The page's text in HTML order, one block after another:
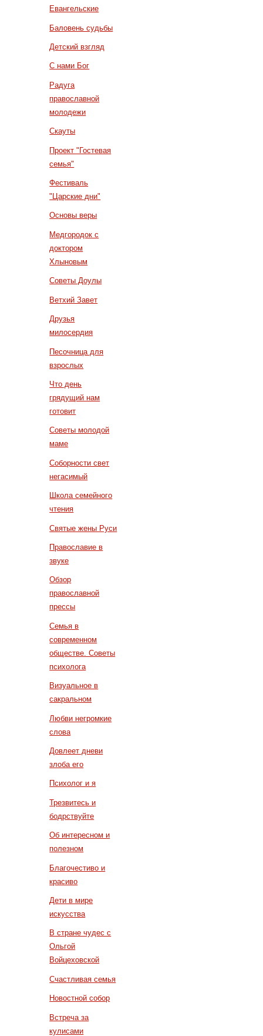
Евангельские
Баловень судьбы
Детский взгляд
С нами Бог
Радуга
православной
молодежи
Скауты
Проект "Гостевая
семья"
Фестиваль
"Царские дни"
Основы веры
Медгородок с
доктором
Хлыновым
Советы Доулы
Ветхий Завет
Друзья
милосердия
Песочница для
взрослых
Что день
грядущий нам
готовит
Советы молодой
маме
Соборности свет
негасимый
Школа семейного
чтения
Святые жены Руси
Православие в
звуке
Обзор
православной
прессы
Семья в
современном
обществе. Советы
психолога
Визуальное в
сакральном
Любви негромкие
слова
Довлеет дневи
злоба его
Психолог и я
Трезвитесь и
бодрствуйте
Об интересном и
полезном
Благочестиво и
красиво
Дети в мире
искусства
В стране чудес с
Ольгой
Войцеховской
Счастливая семья
Новостной собор
Встреча за
кулисами